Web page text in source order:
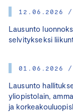
12.06.2026 /
Lausunto
selvitykseksi
01.06.2026 /
Lausunto
yliopistolain,
ja